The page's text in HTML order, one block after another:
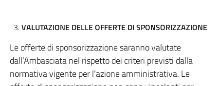
VALUTAZIONE DELLE OFFERTE DI SPONSORIZZAZIONE
Le offerte di sponsorizzazione saranno valutate
dall’Ambasciata nel rispetto dei criteri previsti dalla
normativa vigente per l’azione amministrativa. Le